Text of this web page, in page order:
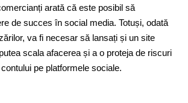
arată că este posibil să
de succes în social media. Totuși, odată
va fi necesar să lansați și un site
scala afacerea și a o proteja de riscuri
pe platformele sociale.